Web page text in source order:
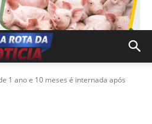
1 ano e 10 meses é internada após